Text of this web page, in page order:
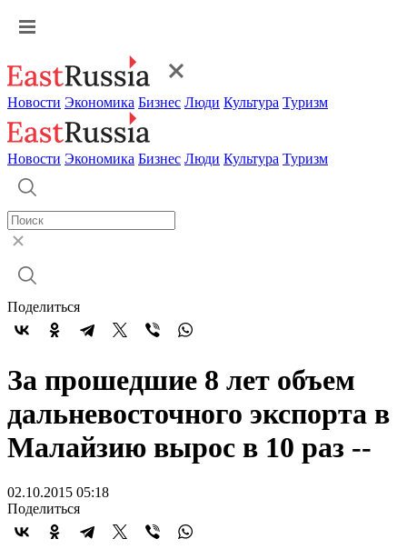
Новости Экономика Бизнес Люди Культура Туризм
Новости Экономика Бизнес Люди Культура Туризм
Поделиться
За прошедшие 8 лет объем
дальневосточного экспорта в
Малайзию вырос в 10 раз --
02.10.2015 05:18
Поделиться